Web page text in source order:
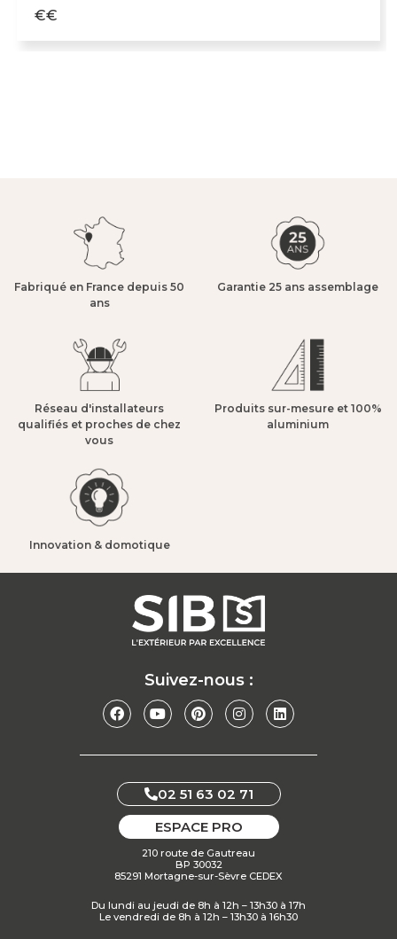
€€
Fabriqué en France depuis 50
ans​
Garantie 25 ans assemblage​
Réseau d'installateurs
qualifiés et proches de chez
vous​
Produits sur-mesure et 100%
aluminium​
Innovation & domotique​
Suivez-nous :
02 51 63 02 71
ESPACE PRO
210 route de Gautreau
BP 30032
85291 Mortagne-sur-Sèvre CEDEX
Du lundi au jeudi de 8h à 12h – 13h30 à 17h
Le vendredi de 8h à 12h – 13h30 à 16h30